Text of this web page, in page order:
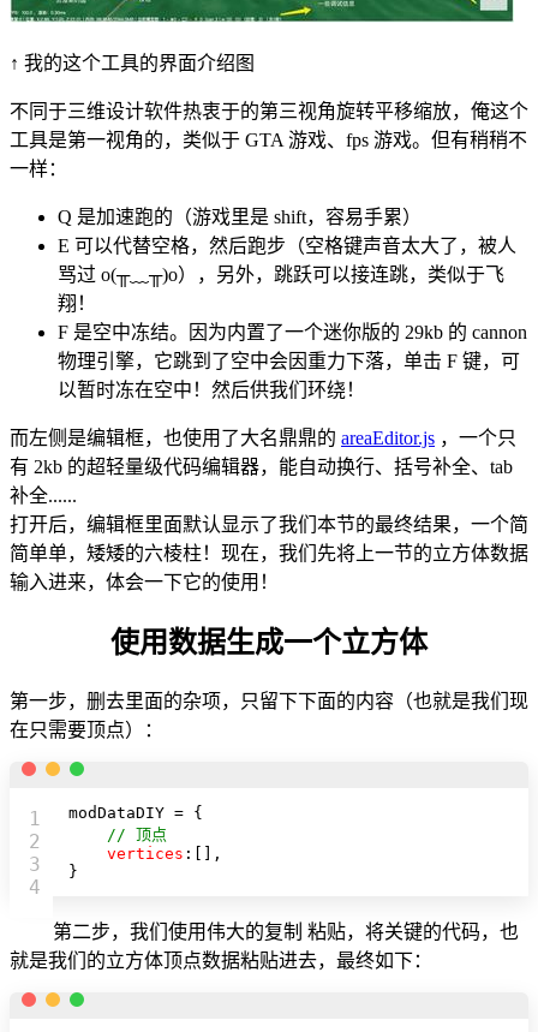
↑ 我的这个工具的界面介绍图
不同于三维设计软件热衷于的第三视角旋转平移缩放，俺这个
工具是第一视角的，类似于 GTA 游戏、fps 游戏。但有稍稍不
一样：
Q 是加速跑的（游戏里是 shift，容易手累）
E 可以代替空格，然后跑步（空格键声音太大了，被人
骂过 o(╥﹏╥)o），另外，跳跃可以接连跳，类似于飞
翔！
F 是空中冻结。因为内置了一个迷你版的 29kb 的 cannon
物理引擎，它跳到了空中会因重力下落，单击 F 键，可
以暂时冻在空中！然后供我们环绕！
而左侧是编辑框，也使用了大名鼎鼎的 areaEditor.js ，一个只
有 2kb 的超轻量级代码编辑器，能自动换行、括号补全、tab
补全......
打开后，编辑框里面默认显示了我们本节的最终结果，一个简
简单单，矮矮的六棱柱！现在，我们先将上一节的立方体数据
输入进来，体会一下它的使用！
使用数据生成一个立方体
第一步，删去里面的杂项，只留下下面的内容（也就是我们现
在只需要顶点）：
1
2
3
modDataDIY = {
// 顶点
vertices :[],
}
第二步，我们使用伟大的复制 粘贴，将关键的代码，也
就是我们的立方体顶点数据粘贴进去，最终如下：